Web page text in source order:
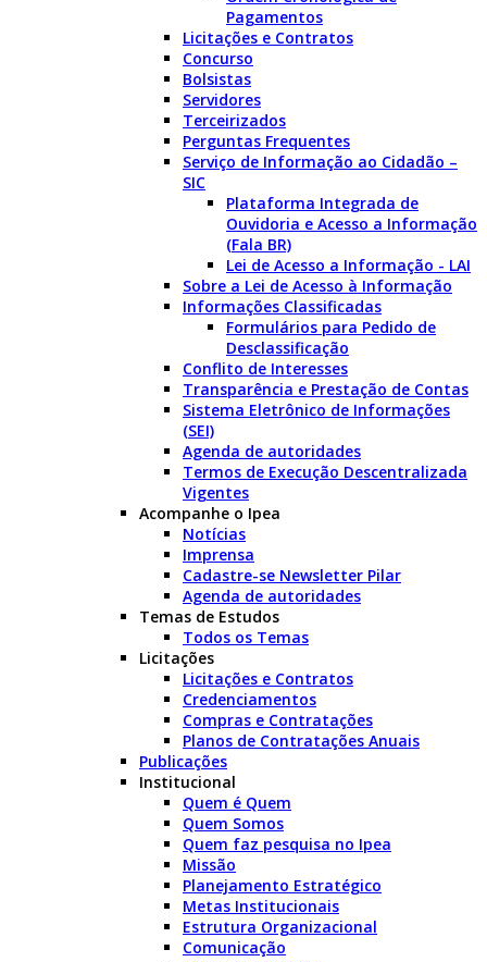
Pagamentos
Licitações e Contratos
Concurso
Bolsistas
Servidores
Terceirizados
Perguntas Frequentes
Serviço de Informação ao Cidadão –
SIC
Plataforma Integrada de
Ouvidoria e Acesso a Informação
(Fala BR)
Lei de Acesso a Informação - LAI
Sobre a Lei de Acesso à Informação
Informações Classificadas
Formulários para Pedido de
Desclassificação
Conflito de Interesses
Transparência e Prestação de Contas
Sistema Eletrônico de Informações
(SEI)
Agenda de autoridades
Termos de Execução Descentralizada
Vigentes
Acompanhe o Ipea
Notícias
Imprensa
Cadastre-se Newsletter Pilar
Agenda de autoridades
Temas de Estudos
Todos os Temas
Licitações
Licitações e Contratos
Credenciamentos
Compras e Contratações
Planos de Contratações Anuais
Publicações
Institucional
Quem é Quem
Quem Somos
Quem faz pesquisa no Ipea
Missão
Planejamento Estratégico
Metas Institucionais
Estrutura Organizacional
Comunicação